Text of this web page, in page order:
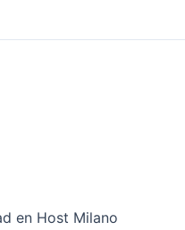
en Host Milano